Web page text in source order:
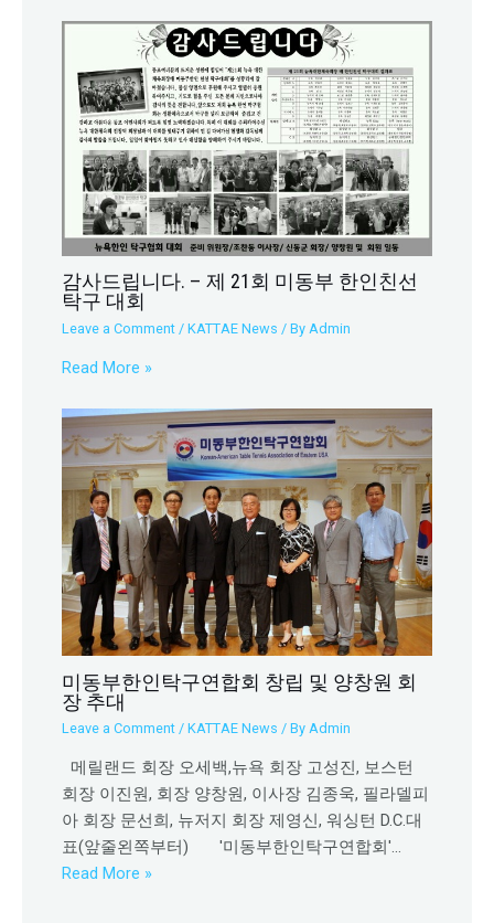
감사드립니다. – 제 21회 미동부 한인친선
탁구 대회
Leave a Comment /KATTAE News / By Admin
Read More »
미동부한인탁구연합회 창립 및 양창원 회
장 추대
Leave a Comment /KATTAE News / By Admin
메릴랜드 회장 오세백,뉴욕 회장 고성진, 보스턴
회장 이진원, 회장 양창원, 이사장 김종욱, 필라델피
아 회장 문선희, 뉴저지 회장 제영신, 워싱턴 D.C.대
표(앞줄왼쪽부터) '미동부한인탁구연합회'…
Read More »